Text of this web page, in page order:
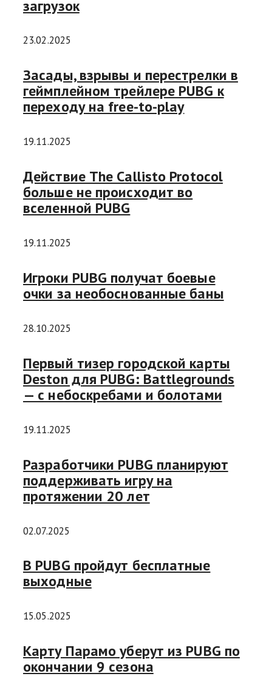
загрузок
23.02.2025
Засады, взрывы и перестрелки в
геймплейном трейлере PUBG к
переходу на free-to-play
19.11.2025
Действие The Callisto Protocol
больше не происходит во
вселенной PUBG
19.11.2025
Игроки PUBG получат боевые
очки за необоснованные баны
28.10.2025
Первый тизер городской карты
Deston для PUBG: Battlegrounds
— с небоскребами и болотами
19.11.2025
Разработчики PUBG планируют
поддерживать игру на
протяжении 20 лет
02.07.2025
В PUBG пройдут бесплатные
выходные
15.05.2025
Карту Парамо уберут из PUBG по
окончании 9 сезона